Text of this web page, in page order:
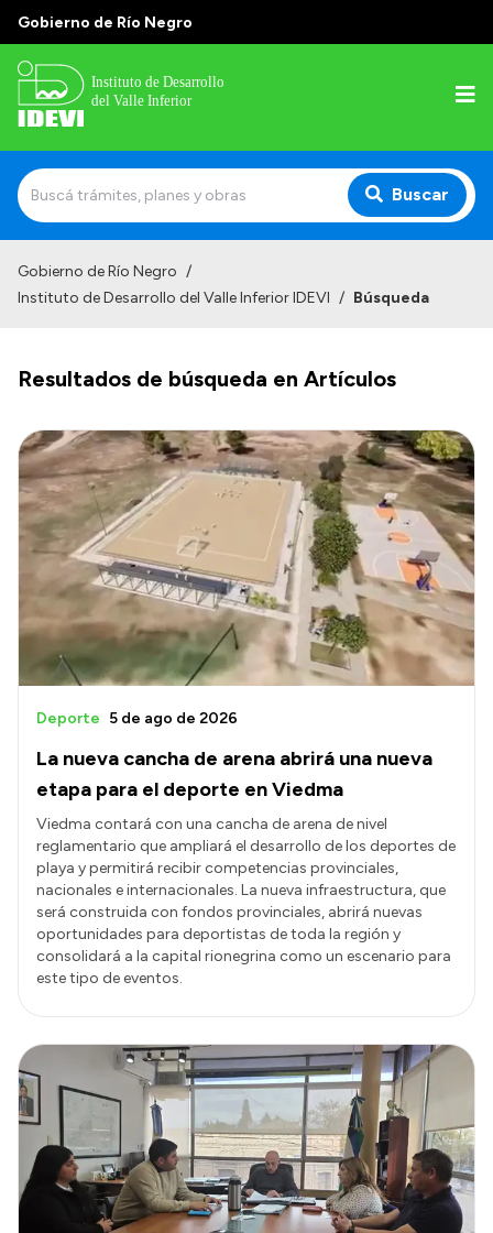
Gobierno de Río Negro
Buscar
Normativa
Historia
Gobierno de Río Negro /
Instituto de Desarrollo del Valle Inferior IDEVI / Búsqueda
Resultados de búsqueda en Artículos
La nueva cancha de arena abrirá una nueva
etapa para el deporte en Viedma
Deporte 5 de ago de 2026
Viedma contará con una cancha de arena de nivel
reglamentario que ampliará el desarrollo de los deportes de
playa y permitirá recibir competencias provinciales,
nacionales e internacionales. La nueva infraestructura, que
será construida con fondos provinciales, abrirá nuevas
oportunidades para deportistas de toda la región y
consolidará a la capital rionegrina como un escenario para
este tipo de eventos.